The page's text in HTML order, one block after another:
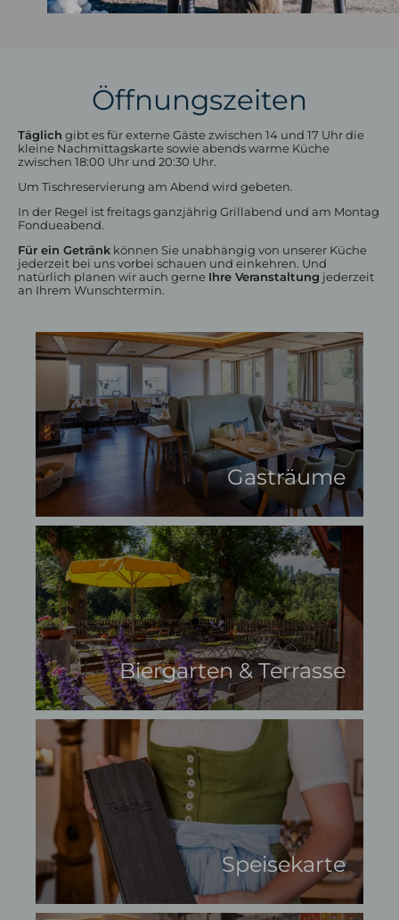
Ski- und Winterangebote
Fahrradhotel Oberstaufen
Urlaub mit dem EBike
Wellnesshotel Oberstaufen
Schrothkurhotel Oberstaufen
Wellnessangebote
Heilfasten
Unsere Therapeutin
Anwendungen
Achtsamkeit
Gutschein Nachhaltigkeit
Wissenswertes
E-Mail
Tel.: 08386 932 40
Öffnungszeiten
Täglich gibt es für externe Gäste zwischen 14 und 17 Uhr die
kleine Nachmittagskarte sowie abends warme Küche
zwischen 18:00 Uhr und 20:30 Uhr.
Um Tischreservierung am Abend wird gebeten.
In der Regel ist freitags ganzjährig Grillabend und am Montag
Fondueabend.
Für ein Getränk können Sie unabhängig von unserer Küche
jederzeit bei uns vorbei schauen und einkehren. Und
natürlich planen wir auch gerne Ihre Veranstaltung jederzeit
an Ihrem Wunschtermin.
Gasträume
Biergarten & Terrasse
Speisekarte